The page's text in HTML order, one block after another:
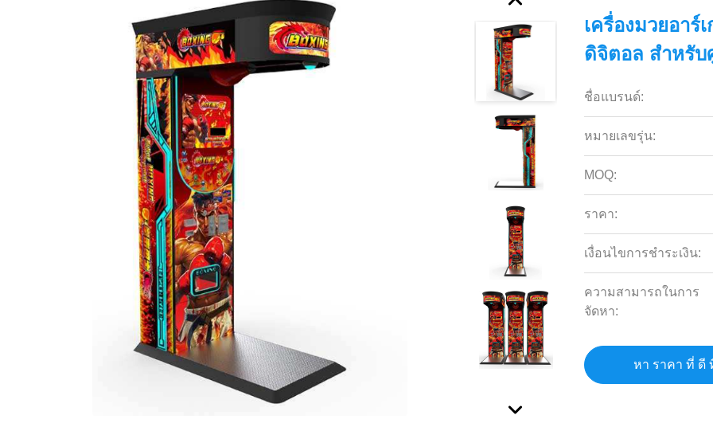
เครื่องมวยอา
ดิจิตอล สําหรับ
ชื่อแบรนด์:
หมายเลขรุ่น:
MOQ:
ราคา:
เงื่อนไขการชำระเงิน:
ความสามารถในการ
จัดหา:
หา ราคา ที่ ดี